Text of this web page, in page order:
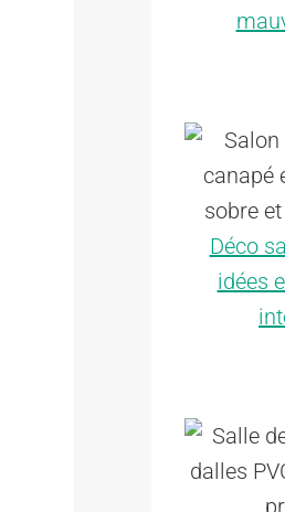
Déco
idées